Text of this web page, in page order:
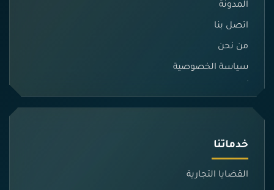
المدونة
اتصل بنا
من نحن
سياسة الخصوصية
خدماتنا
القضايا التجارية